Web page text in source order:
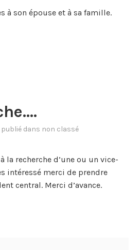
à son épouse et à sa famille.
publié dans non classé
la recherche d’une ou un vice-
intéressé merci de prendre
central. Merci d’avance.